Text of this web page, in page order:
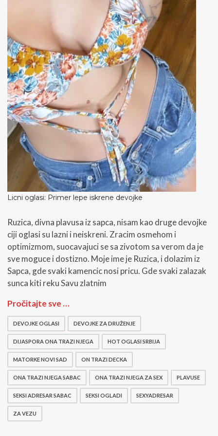
Licni oglasi: Primer lepe iskrene devojke
Ruzica, divna plavusa iz sapca, nisam kao druge devojke
ciji oglasi su lazni i neiskreni. Zracim osmehom i
optimizmom, suocavajuci se sa zivotom sa verom da je
sve moguce i dostizno. Moje ime je Ruzica, i dolazim iz
Sapca, gde svaki kamencic nosi pricu. Gde svaki zalazak
sunca kiti reku Savu zlatnim
L
n
o
l
s
i
:
P
Pročitajte sve …
DEVOJKE OGLASI DEVOJKE ZA DRUŽENJE
DIJASPORA ONA TRAZI NJEGA HOT OGLASI SRBIJA
MATORKE NOVI SAD ON TRAZI DECKA
ONA TRAZI NJEGA SABAC ONA TRAZI NJEGA ZA SEX PLAVUSE
SEKSI ADRESAR SABAC SEKSI OGLADI SEXYADRESAR
ZA VEZU